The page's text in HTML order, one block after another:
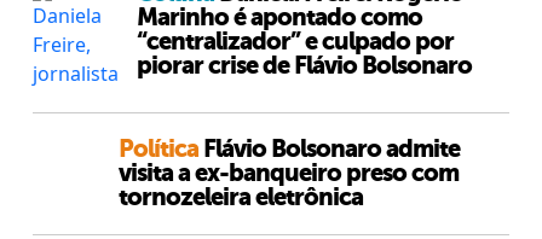
Marinho é apontado como
“centralizador” e culpado por
piorar crise de Flávio Bolsonaro
Política Flávio Bolsonaro admite
visita a ex-banqueiro preso com
tornozeleira eletrônica